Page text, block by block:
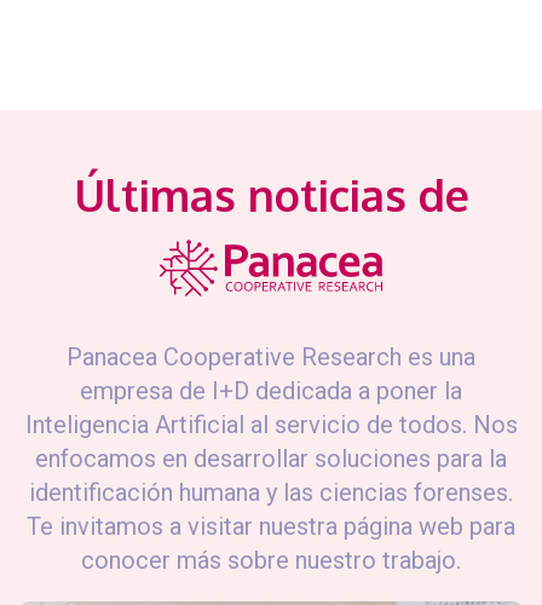
Últimas noticias de
Panacea Cooperative Research es una
empresa de I+D dedicada a poner la
Inteligencia Artificial al servicio de todos. Nos
enfocamos en desarrollar soluciones para la
identificación humana y las ciencias forenses.
Te invitamos a visitar nuestra página web para
conocer más sobre nuestro trabajo.